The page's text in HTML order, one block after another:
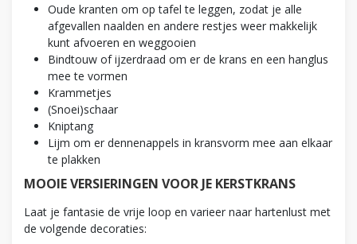
Oude kranten om op tafel te leggen, zodat je alle
afgevallen naalden en andere restjes weer makkelijk
kunt afvoeren en weggooien
Bindtouw of ijzerdraad om er de krans en een hanglus
mee te vormen
Krammetjes
(Snoei)schaar
Kniptang
Lijm om er dennenappels in kransvorm mee aan elkaar
te plakken
MOOIE VERSIERINGEN VOOR JE KERSTKRANS
Laat je fantasie de vrije loop en varieer naar hartenlust met
de volgende decoraties: